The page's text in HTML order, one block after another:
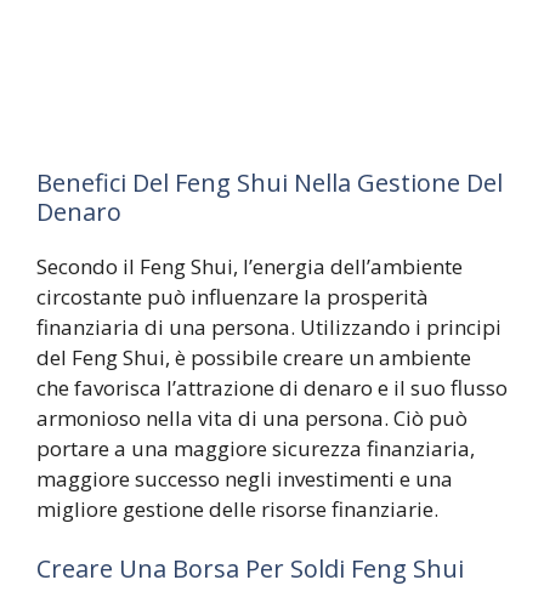
Benefici Del Feng Shui Nella Gestione Del
Denaro
Secondo il Feng Shui, l’energia dell’ambiente
circostante può influenzare la prosperità
finanziaria di una persona. Utilizzando i principi
del Feng Shui, è possibile creare un ambiente
che favorisca l’attrazione di denaro e il suo flusso
armonioso nella vita di una persona. Ciò può
portare a una maggiore sicurezza finanziaria,
maggiore successo negli investimenti e una
migliore gestione delle risorse finanziarie.
Creare Una Borsa Per Soldi Feng Shui